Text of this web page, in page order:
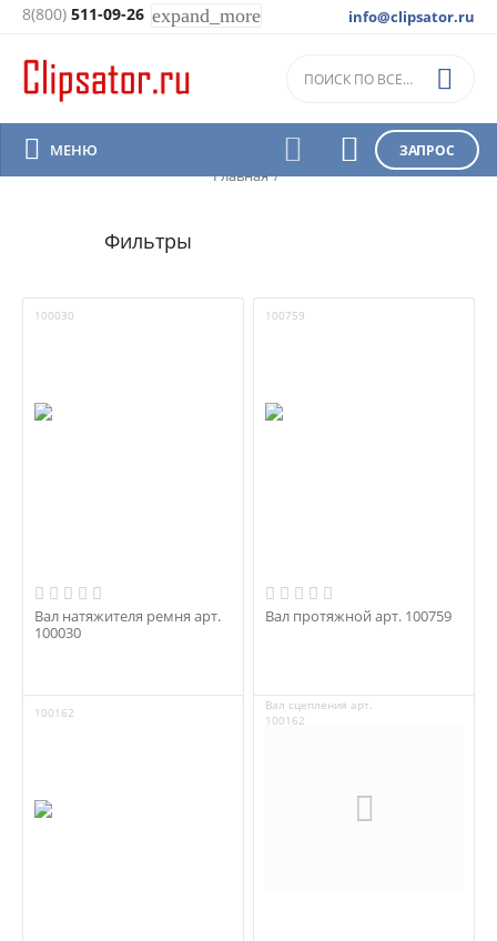
info@clipsator.ru
8(800) 511-09-26 expand_more
ЗАПРОС



 МЕНЮ
Главная /
100030
Вал натяжителя ремня арт.
100030
100759
Вал протяжной арт. 100759
100162
Вал сцепления арт.
100162